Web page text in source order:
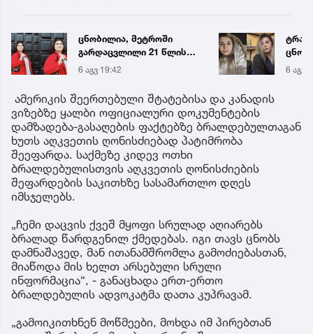
ცნობილია, მეტროში
გარდაცვლილი 21 წლის
მარიამ ტყემალაძის
ექსპერტიზის დასკვნა
6 აგვ 19:42 6 აგვ
ამერიკის შეერთებული შტატებისა და კანადის
ვიზებზე ყალბი ოფიციალური დოკუმენტების
დამზადება-გასაღების ფაქტებზე ბრალდებულთაგან
ხუთს აღკვეთის ღონისძიებად პატიმრობა
შეეფარდა. საქმეზე კიდევ ოთხი
ბრალდებულისთვის აღკვეთის ღონისძიების
შეფარდების საკითხზე სასამართლო დღეს
იმსჯელებს.
„ჩემი დაცვის ქვეშ მყოფი სრულად აღიარებს
ბრალად წარდგენილ ქმედებას. იგი თავს ცნობს
დამნაშავედ, მან ითანამშრომლა გამოძიებასთან,
მიაწოდა მის ხელთ არსებული სრული
ინფორმაცია“, - განაცხადა ერთ-ერთო
ბრალდებულის ადვოკატმა დათა კუპრავამ.
„გამოიკითხნენ მოწმეები, მოხდა იმ პირებთან